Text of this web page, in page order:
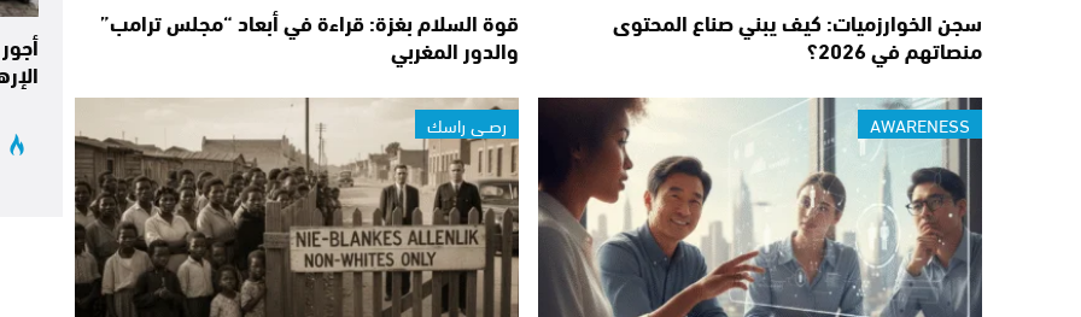
سجن الخوارزميات: كيف يبني صناع المحتوى
منصاتهم في 2026؟
قوة السلام بغزة: قراءة في أبعاد “مجلس ترامب”
والدور المغربي
AWARENESS رصــي راسك